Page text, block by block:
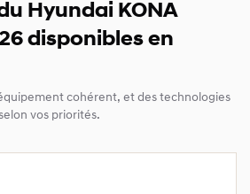
Hyundai KONA
disponibles en
cohérent, et des technologies
vos priorités.